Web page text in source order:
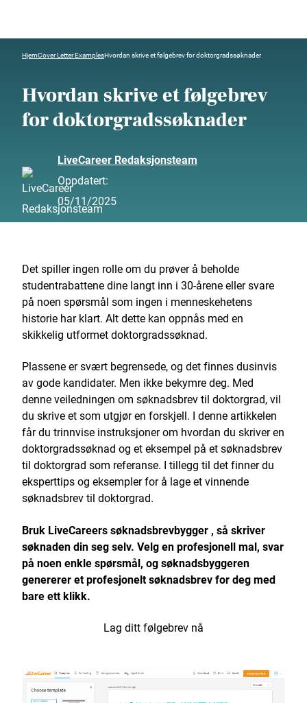
HjemCover Letter ExamplesHvordan skrive et følgebrev for doktorgradssøknader
Hvordan skrive et følgebrev
for doktorgradssøknader
LiveCareer Redaksjonsteam
Oppdatert:
05/11/2025
Det spiller ingen rolle om du prøver å beholde
studentrabattene dine langt inn i 30-årene eller svare
på noen spørsmål som ingen i menneskehetens
historie har klart. Alt dette kan oppnås med en
skikkelig utformet doktorgradssøknad.
Plassene er svært begrensede, og det finnes dusinvis
av gode kandidater. Men ikke bekymre deg. Med
denne veiledningen om søknadsbrev til doktorgrad, vil
du skrive et som utgjør en forskjell. I denne artikkelen
får du trinnvise instruksjoner om hvordan du skriver en
doktorgradssøknad og et eksempel på et søknadsbrev
til doktorgrad som referanse. I tillegg til det finner du
eksperttips og eksempler for å lage et vinnende
søknadsbrev til doktorgrad.
Bruk LiveCareers søknadsbrevbygger , så skriver
søknaden din seg selv. Velg en profesjonell mal, svar
på noen enkle spørsmål, og søknadsbyggeren
genererer et profesjonelt søknadsbrev for deg med
bare ett klikk.
Lag ditt følgebrev nå